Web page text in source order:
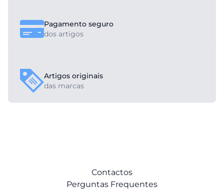
Pagamento seguro
dos artigos
Artigos originais
das marcas
Contactos
Perguntas Frequentes